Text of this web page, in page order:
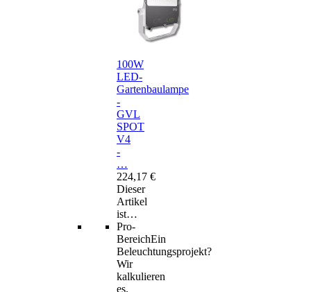
100W
LED-
Gartenbaulampe
-
GVL
SPOT
V4
-
…
224,17 €
Dieser
Artikel
ist…
Pro-
BereichEin
Beleuchtungsprojekt?
Wir
kalkulieren
es.